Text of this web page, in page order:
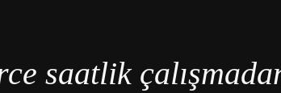
saatlik